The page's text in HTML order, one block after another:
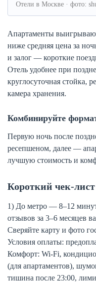
Отели в Москве · фото:
Апартаменты
ниже средняя цена за
и залог — короткие
Отель удобнее при
круглосуточная стойка,
камера хранения.
Комбинируйте
Первую ночь после
ресепшеном, далее —
лучшую стоимость и
Короткий чек-
1) До метро — 8–12
отзывов за 3–6 месяцев
Сверяйте карту и фото
Условия оплаты:
Комфорт: Wi-Fi,
(для апартаментов),
тишина после 23:00,